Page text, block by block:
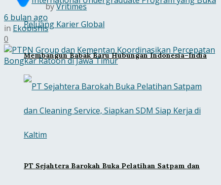
Membangun Babak Baru Hubungan Indonesia–India
PT Sejahtera Barokah Buka Pelatihan Satpam dan
byVritimes
6 bulan ago
in Ekobisnis
0